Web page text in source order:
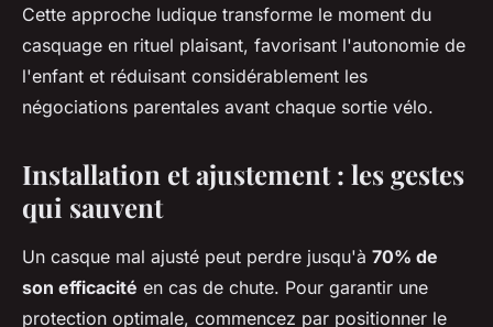
Cette approche ludique transforme le moment du
casquage en rituel plaisant, favorisant l'autonomie de
l'enfant et réduisant considérablement les
négociations parentales avant chaque sortie vélo.
Installation et ajustement : les gestes
qui sauvent
Un casque mal ajusté peut perdre jusqu'à 70% de
son efficacité en cas de chute. Pour garantir une
protection optimale, commencez par positionner le